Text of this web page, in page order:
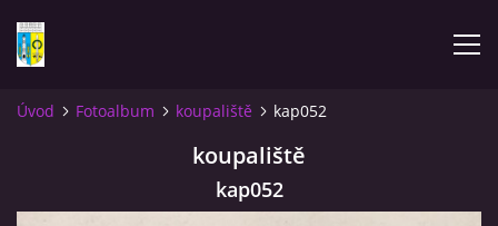
Úvod Fotoalbum koupaliště kap052
koupaliště
kap052